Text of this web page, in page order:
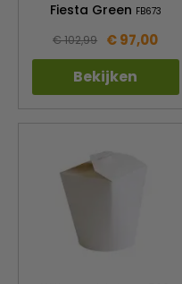
Fiesta Green FB673
€ 102,99 € 97,00
Bekijken